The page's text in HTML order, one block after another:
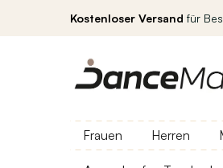
Kostenloser Versand für
Frauen Herren